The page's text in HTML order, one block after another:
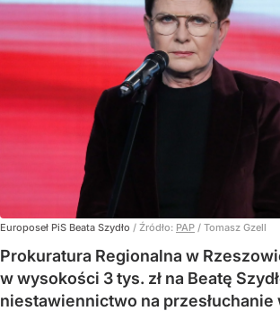
Europoseł PiS Beata Szydło / Źródło: PAP / Tomasz Gzell
Prokuratura Regionalna w
w wysokości 3 tys. zł na Beatę
niestawiennictwo na przesłuchanie